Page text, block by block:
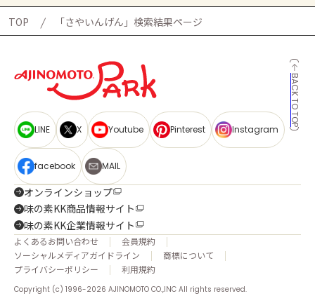
TOP 「さやいんげん」検索結果ページ
BACK TO TOP
LINE X Youtube Pinterest Instagram
facebook MAIL
オンラインショップ
味の素KK商品情報サイト
味の素KK企業情報サイト
よくあるお問い合わせ
会員規約
ソーシャルメディアガイドライン
商標について
プライバシーポリシー
利用規約
Copyright (c) 1996-2026 AJINOMOTO CO.,INC All rights reserved.